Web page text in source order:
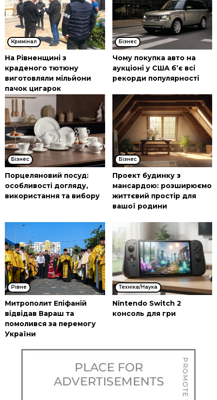
Кримінал
На Рівненщині з
краденого тютюну
виготовляли мільйони
пачок цигарок
Бізнес
Чому покупка авто на
аукціоні у США б’є всі
рекорди популярності
Бізнес
Порцеляновий посуд:
особливості догляду,
використання та вибору
Бізнес
Проект будинку з
мансардою: розширюємо
життєвий простір для
вашої родини
Рівне
Митрополит Епіфаній
відвідав Вараш та
помолився за перемогу
України
Техніка/Наука
Nintendo Switch 2
консоль для гри